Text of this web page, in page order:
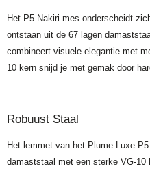
Het P5 Nakiri mes onderscheidt
ontstaan uit de 67 lagen
combineert visuele elegantie met
10 kern snijd je met gemak door
Robuust Staal
Het lemmet van het Plume Luxe
damaststaal met een sterke VG-10